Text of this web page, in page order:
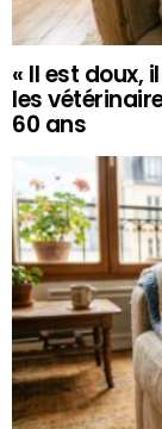
« Il est doux,
les
60 ans